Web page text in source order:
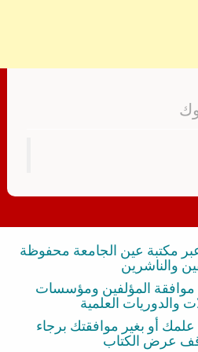
مكتبة عين الجامعة محفوظة
والناشرين
موافقة المؤلفين ومؤسسات
والدوريات العلمية
أو بغير موافقتك برجاء
عرض الكتاب